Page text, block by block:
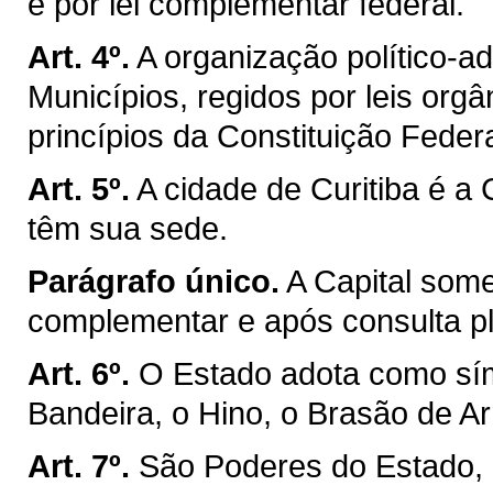
Art. 4º. A organização político-
Municípios, regidos por leis
princípios da Constituição
Art. 5º. A cidade de Curitiba é a
têm sua sede.
Parágrafo único. A Capital
complementar e após consulta
Art. 6º. O Estado adota como
Bandeira, o Hino, o Brasão de
Art. 7º. São Poderes do